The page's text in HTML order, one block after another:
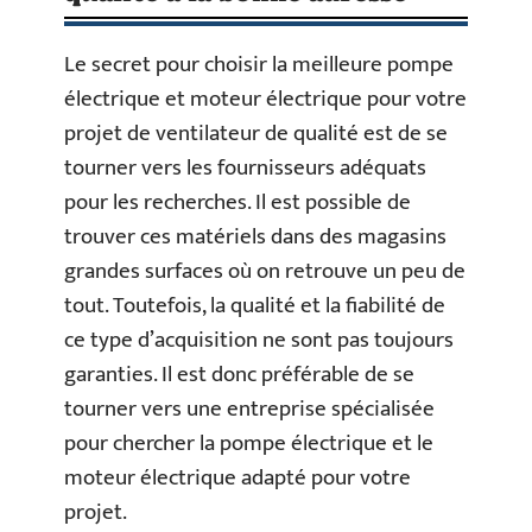
Le secret pour choisir la meilleure pompe
électrique et moteur électrique pour votre
projet de ventilateur de qualité est de se
tourner vers les fournisseurs adéquats
pour les recherches. Il est possible de
trouver ces matériels dans des magasins
grandes surfaces où on retrouve un peu de
tout. Toutefois, la qualité et la fiabilité de
ce type d’acquisition ne sont pas toujours
garanties. Il est donc préférable de se
tourner vers une entreprise spécialisée
pour chercher la pompe électrique et le
moteur électrique adapté pour votre
projet.